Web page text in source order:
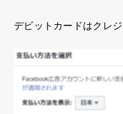
デビットカードはクレ